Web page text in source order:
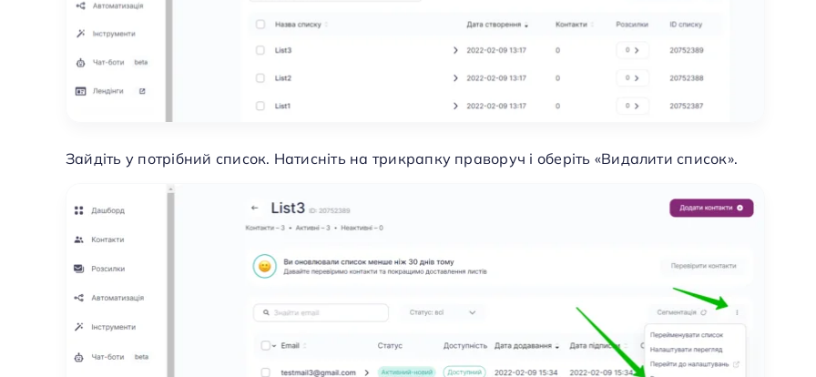
Зайдіть у потрібний список. Натисніть на трикрапку праворуч і оберіть «Видалити список».